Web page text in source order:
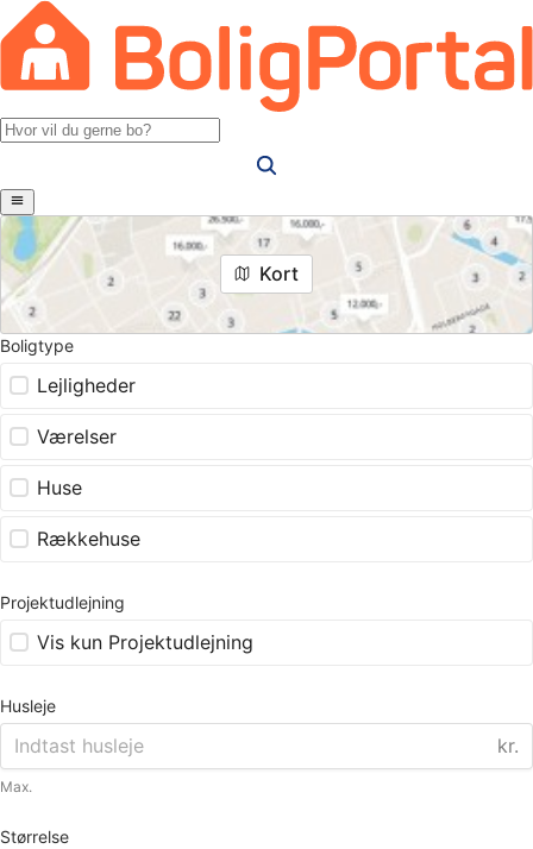
Kort
Boligtype
Lejligheder
Værelser
Huse
Rækkehuse
Projektudlejning
Vis kun Projektudlejning
Husleje
kr.
Max.
Størrelse